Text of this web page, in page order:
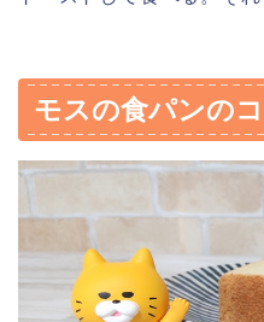
モスの食パンの